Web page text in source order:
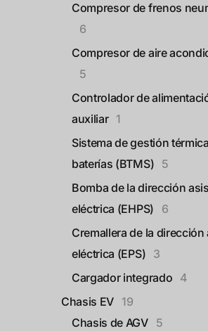
Compresor de frenos
6
Compresor de aire
5
Controlador de
auxiliar 1
Sistema de gestión
baterías (BTMS) 5
Bomba de la dirección
eléctrica (EHPS)
6
Cremallera de la dirección
eléctrica (EPS) 3
Cargador integrado 4
Chasis EV 19
Chasis de AGV
5